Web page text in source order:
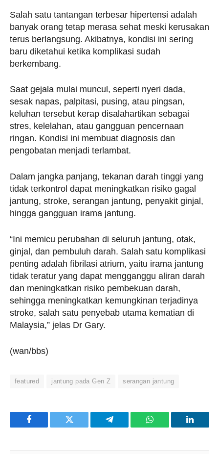
Salah satu tantangan terbesar hipertensi adalah
banyak orang tetap merasa sehat meski kerusakan
terus berlangsung. Akibatnya, kondisi ini sering
baru diketahui ketika komplikasi sudah
berkembang.
Saat gejala mulai muncul, seperti nyeri dada,
sesak napas, palpitasi, pusing, atau pingsan,
keluhan tersebut kerap disalahartikan sebagai
stres, kelelahan, atau gangguan pencernaan
ringan. Kondisi ini membuat diagnosis dan
pengobatan menjadi terlambat.
Dalam jangka panjang, tekanan darah tinggi yang
tidak terkontrol dapat meningkatkan risiko gagal
jantung, stroke, serangan jantung, penyakit ginjal,
hingga gangguan irama jantung.
“Ini memicu perubahan di seluruh jantung, otak,
ginjal, dan pembuluh darah. Salah satu komplikasi
penting adalah fibrilasi atrium, yaitu irama jantung
tidak teratur yang dapat mengganggu aliran darah
dan meningkatkan risiko pembekuan darah,
sehingga meningkatkan kemungkinan terjadinya
stroke, salah satu penyebab utama kematian di
Malaysia,” jelas Dr Gary.
(wan/bbs)
featured jantung pada Gen Z serangan jantung
Facebook Twitter Telegram WhatsApp